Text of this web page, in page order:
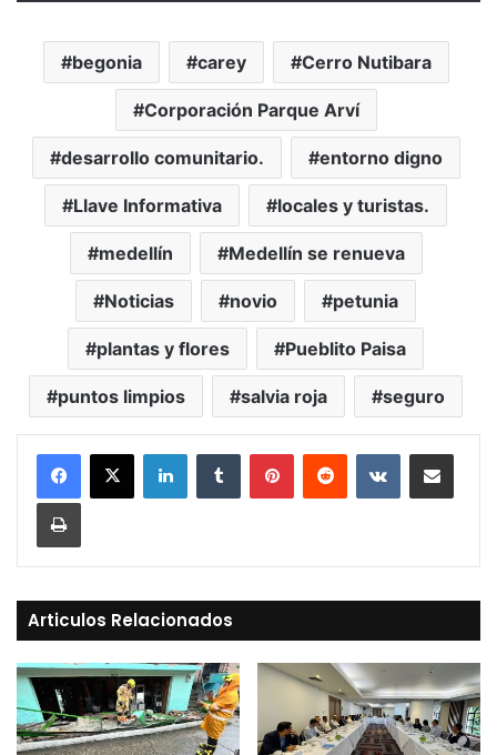
begonia carey Cerro Nutibara
Corporación Parque Arví
desarrollo comunitario. entorno digno
Llave Informativa locales y turistas.
medellín Medellín se renueva
Noticias novio petunia
plantas y flores Pueblito Paisa
puntos limpios salvia roja seguro
LinkedInTumblr PinterestReddit VKontakteCompartir vía Mail
Print
Articulos Relacionados